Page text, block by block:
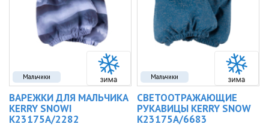
Мальчики
ВАРЕЖКИ ДЛЯ МАЛЬЧИКА
KERRY SNOWI
K23175A/2282
Мальчики
СВЕТООТРАЖАЮЩИЕ
РУКАВИЦЫ KERRY SNOW
K23175A/6683